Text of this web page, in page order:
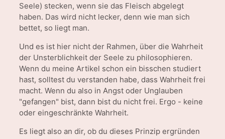
Seele) stecken, wenn sie das Fleisch abgelegt
haben. Das wird nicht lecker, denn wie man sich
bettet, so liegt man.
Und es ist hier nicht der Rahmen, über die Wahrheit
der Unsterblichkeit der Seele zu philosophieren.
Wenn du meine Artikel schon ein bisschen studiert
hast, solltest du verstanden habe, dass Wahrheit frei
macht. Wenn du also in Angst oder Unglauben
"gefangen" bist, dann bist du nicht frei. Ergo - keine
oder eingeschränkte Wahrheit.
Es liegt also an dir, ob du dieses Prinzip ergründen